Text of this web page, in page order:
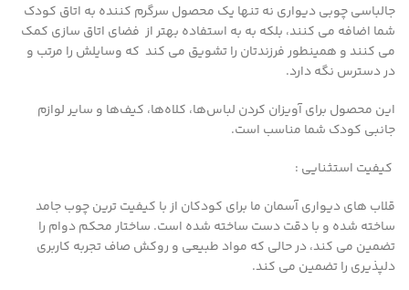
جالباسی چوبی دیواری نه تنها یک محصول سرگرم کننده به اتاق کودک
شما اضافه می کنند، بلکه به به استفاده بهتر از فضای اتاق سازی کمک
می کنندو همینطورفرزندتان را تشویق می کند که وسایلش را مرتب و
در دسترس نگه دارد.
این محصول برای آویزان کردن لباس‌ها، کلاه‌ها، کیف‌ها و سایر لوازم
جانبی کودک شما مناسب است.
کیفیت استثنایی :
قلاب های دیواری آسمان ما برای کودکان از با کیفیت ترین چوب جامد
ساخته شده و با دقت دست ساخته شده است. ساختار محکم دوام را
تضمین می کند، در حالی که مواد طبیعی و روکش صاف تجربه کاربری
دلپذیری را تضمین می کند.